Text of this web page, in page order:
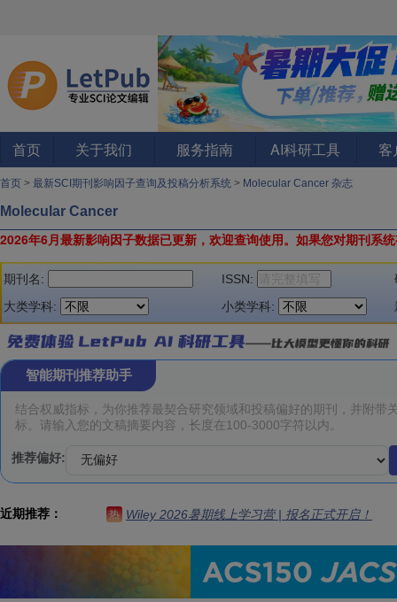
首页 关于我们 服务指南 AI科研工具 客
首页 > 最新SCI期刊影响因子查询及投稿分析系统 > Molecular Cancer 杂志
Molecular Cancer
2026年6月最新影响因子数据已更新，欢迎查询使用。 如果您对期刊系
期刊名: ISSN:
大类学科:
小类学科:
智能期刊推荐助手
推荐偏好:
近期推荐： 热 Wiley 2026暑期线上学习营 | 报名正式开启！